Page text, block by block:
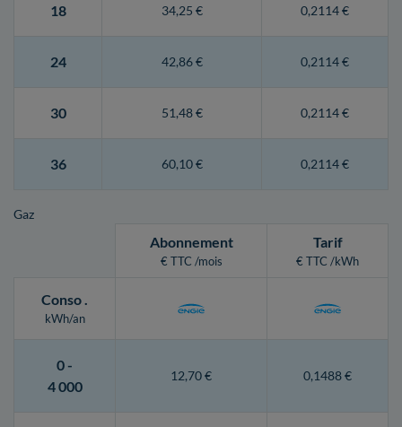
18 34,25 € 0,2114 €
24 42,86 € 0,2114 €
30 51,48 € 0,2114 €
36 60,10 € 0,2114 €
Gaz
Abonnement
€ TTC /mois
Tarif
€ TTC /kWh
Conso.
kWh/an
0 -
4 000
12,70 € 0,1488 €